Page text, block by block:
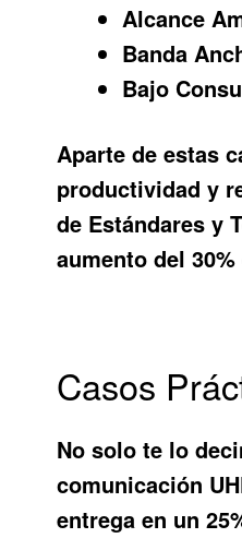
Alcance
Banda
Bajo
Aparte de estas
productividad y
de Estándares y
aumento del
Casos
No solo te lo
comunicación
entrega en un